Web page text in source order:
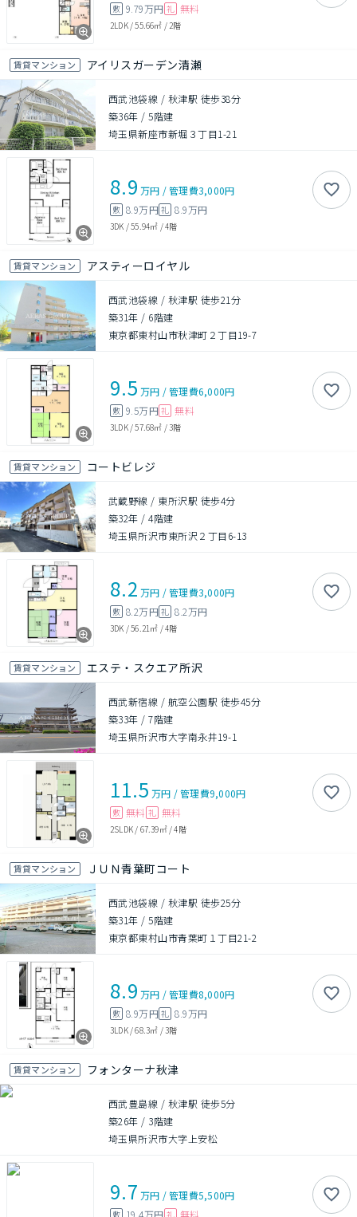
敷 9.79万円 礼 無料
2LDK/55.66㎡ / 2階
賃貸マンション アイリスガーデン清瀬
西武池袋線 / 秋津駅 徒歩38分
築36年 /5階建
埼玉県新座市新堀３丁目1-21
8.9 万円 /管理費3,000円
敷 8.9万円礼 8.9万円
3DK /55.94㎡ /4階
賃貸マンション アスティーロイヤル
西武池袋線 / 秋津駅 徒歩21分
築31年 / 6階建
東京都東村山市秋津町２丁目19-7
9.5 万円 /管理費6,000円
敷 9.5万円 礼 無料
3LDK/57.68㎡ /3階
賃貸マンション コートビレジ
武蔵野線 / 東所沢駅 徒歩4分
築32年 /4階建
埼玉県所沢市東所沢２丁目6-13
8.2 万円 /管理費3,000円
敷 8.2万円礼 8.2万円
3DK /56.21㎡ /4階
賃貸マンション エステ・スクエア所沢
西武新宿線 / 航空公園駅 徒歩45分
築33年 /7階建
埼玉県所沢市大字南永井19-1
11.5 万円 /管理費9,000円
敷 無料 礼 無料
2SLDK / 67.39㎡/4階
賃貸マンション ＪＵＮ青葉町コート
西武池袋線 / 秋津駅 徒歩25分
築31年 /5階建
東京都東村山市青葉町１丁目21-2
8.9 万円 /管理費8,000円
敷 8.9万円礼 8.9万円
3LDK/68.3㎡ /3階
賃貸マンション フォンターナ秋津
西武豊島線 / 秋津駅 徒歩5分
築26年 / 3階建
埼玉県所沢市大字上安松
9.7 万円 /管理費5,500円
敷 19.4万円 礼 無料